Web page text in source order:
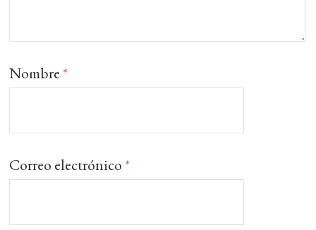
Nombre *
Correo electrónico *